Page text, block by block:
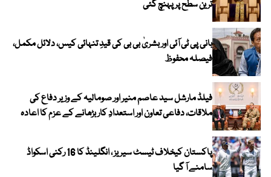
ترین سطح پر پہنچ گئی
بانی پی ٹی آئی اور بشریٰ بی بی کی قیدِ تنہائی کیس، دلائل مکمل،
فیصلہ محفوظ
فیلڈ مارشل سید عاصم منیر اور صومالیہ کے وزیر دفاع کی
ملاقات، دفاعی تعاون اور استعدادِ کار بڑھانے کے عزم کا اعادہ
پاکستان کیخلاف ٹیسٹ سیریز ، انگلینڈ کا 16 رکنی اسکواڈ
سامنے آ گیا